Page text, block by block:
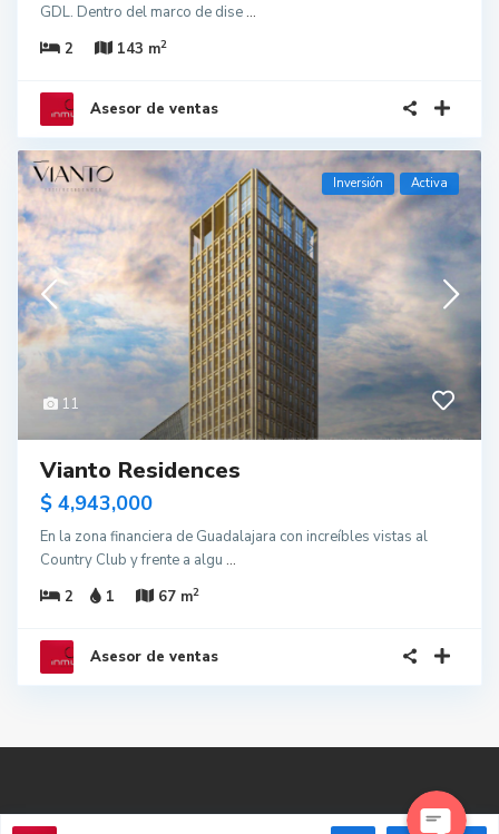
GDL. Dentro del marco de dise...
2
143 m2
Asesor de ventas
11
Inversión Activa
Vianto Residences
$ 4,943,000
En la zona financiera de Guadalajara con increíbles vistas al
Country Club y frente a algu ...
2
1 67 m2
Asesor de ventas WhatsApp